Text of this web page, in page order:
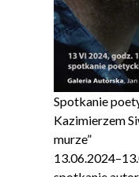
Spotkanie
Kazimierzem
murze”
13.06.2024–